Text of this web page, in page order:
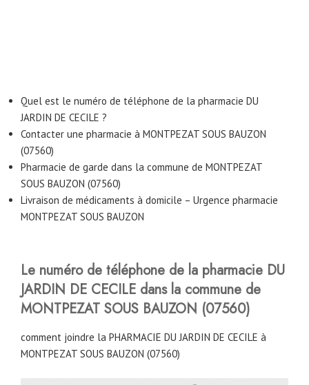
Quel est le numéro de téléphone de la pharmacie DU
JARDIN DE CECILE ?
Contacter une pharmacie à MONTPEZAT SOUS BAUZON
(07560)
Pharmacie de garde dans la commune de MONTPEZAT
SOUS BAUZON (07560)
Livraison de médicaments à domicile – Urgence pharmacie
MONTPEZAT SOUS BAUZON
Le numéro de téléphone de la pharmacie DU
JARDIN DE CECILE dans la commune de
MONTPEZAT SOUS BAUZON (07560)
comment joindre la PHARMACIE DU JARDIN DE CECILE à
MONTPEZAT SOUS BAUZON (07560)